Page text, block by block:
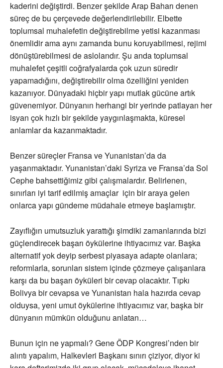
kaderini değiştirdi. Benzer şekilde Arap Baharı denen
süreç de bu çerçevede değerlendirilebilir. Elbette
toplumsal muhalefetin değiştirebilme yetisi kazanması
önemlidir ama aynı zamanda bunu koruyabilmesi, rejimi
dönüştürebilmesi de aslolandır. Şu anda toplumsal
muhalefet çeşitli coğrafyalarda çok uzun süredir
yapamadığını, değiştirebilir olma özelliğini yeniden
kazanıyor. Dünyadaki hiçbir yapı mutlak gücüne artık
güvenemiyor. Dünyanın herhangi bir yerinde patlayan her
isyan çok hızlı bir şekilde yaygınlaşmakta, küresel
anlamlar da kazanmaktadır.
Benzer süreçler Fransa ve Yunanistan’da da
yaşanmaktadır. Yunanistan’daki Syriza ve Fransa’da Sol
Cephe bahsettiğimiz gibi çalışmalardır. Belirlenen,
sınırları iyi tarif edilmiş amaçlar için bir araya gelen
onlarca yapı gündeme müdahale etmeye başlamıştır.
Zayıflığın umutsuzluk yarattığı şimdiki zamanlarında bizi
güçlendirecek başarı öykülerine ihtiyacımız var. Başka
alternatif yok deyip serbest piyasaya adapte olanlara;
reformlarla, sorunları sistem içinde çözmeye çalışanlara
karşı da bu başarı öyküleri bir cevap olacaktır. Tıpkı
Bolivya bir cevapsa ve Yunanistan hala hazırda cevap
olduysa, yeni umut öykülerine ihtiyacımız var, başka bir
dünyanın mümkün olduğunu anlatan…
Bunun için ne yapmalı? Gene ÖDP Kongresi’nden bir
alıntı yapalım, Halkevleri Başkanı sınırı çiziyor, diyor ki